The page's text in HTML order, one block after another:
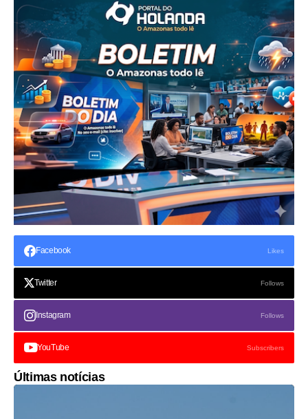
Facebook Likes
Twitter Follows
Instagram Follows
YouTube Subscribers
Últimas notícias